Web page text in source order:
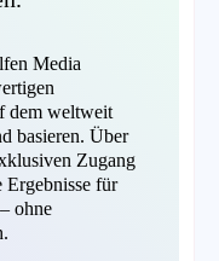
Media
dem weltweit
basieren. Über
Zugang
Ergebnisse für
ohne